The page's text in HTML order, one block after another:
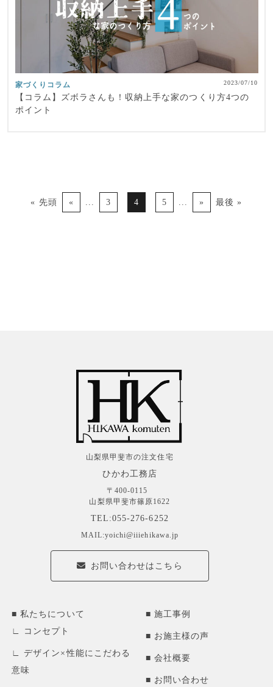
家づくりコラム 2023/07/10
【コラム】ズボラさんも！収納上手な家のつくり方4つの
ポイント
« 先頭 « ... 3 4 5 ... » 最後 »
山梨県甲斐市の注文住宅
ひかわ工務店
〒400-0115
山梨県甲斐市篠原1622
TEL:055-276-6252
MAIL:yoichi@iiiehikawa.jp
お問い合わせはこちら
私たちについて
コンセプト
デザイン×性能にこだわる
意味
施工事例
お施主様の声
会社概要
お問い合わせ